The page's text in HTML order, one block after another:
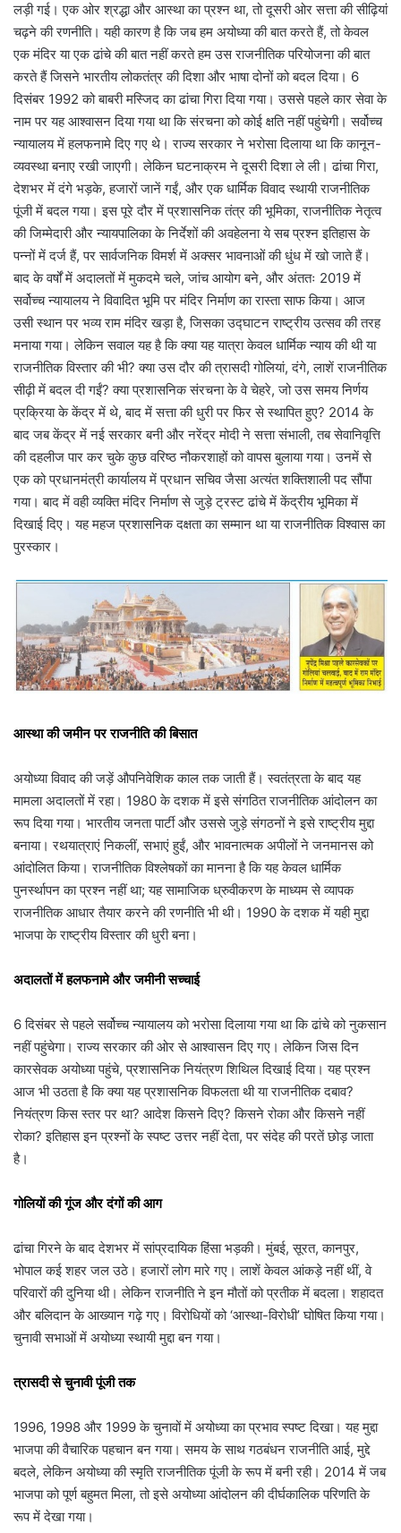
लड़ी गई। एक ओर श्रद्धा और आस्था का प्रश्न था, तो दूसरी ओर सत्ता की सीढ़ियां
चढ़ने की रणनीति। यही कारण है कि जब हम अयोध्या की बात करते हैं, तो केवल
एक मंदिर या एक ढांचे की बात नहीं करते हम उस राजनीतिक परियोजना की बात
करते हैं जिसने भारतीय लोकतंत्र की दिशा और भाषा दोनों को बदल दिया। 6
दिसंबर 1992 को बाबरी मस्जिद का ढांचा गिरा दिया गया। उससे पहले कार सेवा के
नाम पर यह आश्वासन दिया गया था कि संरचना को कोई क्षति नहीं पहुंचेगी। सर्वोच्च
न्यायालय में हलफनामे दिए गए थे। राज्य सरकार ने भरोसा दिलाया था कि कानून-
व्यवस्था बनाए रखी जाएगी। लेकिन घटनाक्रम ने दूसरी दिशा ले ली। ढांचा गिरा,
देशभर में दंगे भड़के, हजारों जानें गईं, और एक धार्मिक विवाद स्थायी राजनीतिक
पूंजी में बदल गया। इस पूरे दौर में प्रशासनिक तंत्र की भूमिका, राजनीतिक नेतृत्व
की जिम्मेदारी और न्यायपालिका के निर्देशों की अवहेलना ये सब प्रश्न इतिहास के
पन्नों में दर्ज हैं, पर सार्वजनिक विमर्श में अक्सर भावनाओं की धुंध में खो जाते हैं।
बाद के वर्षों में अदालतों में मुकदमे चले, जांच आयोग बने, और अंततः 2019 में
सर्वोच्च न्यायालय ने विवादित भूमि पर मंदिर निर्माण का रास्ता साफ किया। आज
उसी स्थान पर भव्य राम मंदिर खड़ा है, जिसका उद्घाटन राष्ट्रीय उत्सव की तरह
मनाया गया। लेकिन सवाल यह है कि क्या यह यात्रा केवल धार्मिक न्याय की थी या
राजनीतिक विस्तार की भी? क्या उस दौर की त्रासदी गोलियां, दंगे, लाशें राजनीतिक
सीढ़ी में बदल दी गईं? क्या प्रशासनिक संरचना के वे चेहरे, जो उस समय निर्णय
प्रक्रिया के केंद्र में थे, बाद में सत्ता की धुरी पर फिर से स्थापित हुए? 2014 के
बाद जब केंद्र में नई सरकार बनी और नरेंद्र मोदी ने सत्ता संभाली, तब सेवानिवृत्ति
की दहलीज पार कर चुके कुछ वरिष्ठ नौकरशाहों को वापस बुलाया गया। उनमें से
एक को प्रधानमंत्री कार्यालय में प्रधान सचिव जैसा अत्यंत शक्तिशाली पद सौंपा
गया। बाद में वही व्यक्ति मंदिर निर्माण से जुड़े ट्रस्ट ढांचे में केंद्रीय भूमिका में
दिखाई दिए। यह महज प्रशासनिक दक्षता का सम्मान था या राजनीतिक विश्वास का
पुरस्कार।
आस्था की जमीन पर राजनीति की बिसात
अयोध्या विवाद की जड़ें औपनिवेशिक काल तक जाती हैं। स्वतंत्रता के बाद यह
मामला अदालतों में रहा। 1980 के दशक में इसे संगठित राजनीतिक आंदोलन का
रूप दिया गया। भारतीय जनता पार्टी और उससे जुड़े संगठनों ने इसे राष्ट्रीय मुद्दा
बनाया। रथयात्राएं निकलीं, सभाएं हुईं, और भावनात्मक अपीलों ने जनमानस को
आंदोलित किया। राजनीतिक विश्लेषकों का मानना है कि यह केवल धार्मिक
पुनर्स्थापन का प्रश्न नहीं था; यह सामाजिक ध्रुवीकरण के माध्यम से व्यापक
राजनीतिक आधार तैयार करने की रणनीति भी थी। 1990 के दशक में यही मुद्दा
भाजपा के राष्ट्रीय विस्तार की धुरी बना।
अदालतों में हलफनामे और जमीनी सच्चाई
6 दिसंबर से पहले सर्वोच्च न्यायालय को भरोसा दिलाया गया था कि ढांचे को नुकसान
नहीं पहुंचेगा। राज्य सरकार की ओर से आश्वासन दिए गए। लेकिन जिस दिन
कारसेवक अयोध्या पहुंचे, प्रशासनिक नियंत्रण शिथिल दिखाई दिया। यह प्रश्न
आज भी उठता है कि क्या यह प्रशासनिक विफलता थी या राजनीतिक दबाव?
नियंत्रण किस स्तर पर था? आदेश किसने दिए? किसने रोका और किसने नहीं
रोका? इतिहास इन प्रश्नों के स्पष्ट उत्तर नहीं देता, पर संदेह की परतें छोड़ जाता
है।
गोलियों की गूंज और दंगों की आग
ढांचा गिरने के बाद देशभर में सांप्रदायिक हिंसा भड़की। मुंबई, सूरत, कानपुर,
भोपाल कई शहर जल उठे। हजारों लोग मारे गए। लाशें केवल आंकड़े नहीं थीं, वे
परिवारों की दुनिया थी। लेकिन राजनीति ने इन मौतों को प्रतीक में बदला। शहादत
और बलिदान के आख्यान गढ़े गए। विरोधियों को ‘आस्था-विरोधी’ घोषित किया गया।
चुनावी सभाओं में अयोध्या स्थायी मुद्दा बन गया।
त्रासदी से चुनावी पूंजी तक
1996, 1998 और 1999 के चुनावों में अयोध्या का प्रभाव स्पष्ट दिखा। यह मुद्दा
भाजपा की वैचारिक पहचान बन गया। समय के साथ गठबंधन राजनीति आई, मुद्दे
बदले, लेकिन अयोध्या की स्मृति राजनीतिक पूंजी के रूप में बनी रही। 2014 में जब
भाजपा को पूर्ण बहुमत मिला, तो इसे अयोध्या आंदोलन की दीर्घकालिक परिणति के
रूप में देखा गया।